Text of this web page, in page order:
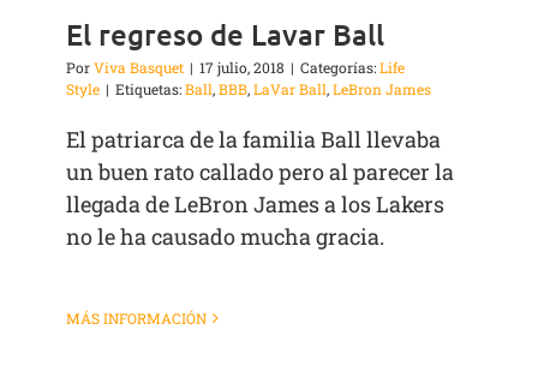
El regreso de Lavar Ball
PorViva Basquet | 17 julio, 2018 | Categorías:Life
Style | Etiquetas:Ball,BBB,LaVar Ball,LeBron James
El patriarca de la familia Ball llevaba
un buen rato callado pero al parecer la
llegada de LeBron James a los Lakers
no le ha causado mucha gracia.
MÁS INFORMACIÓN